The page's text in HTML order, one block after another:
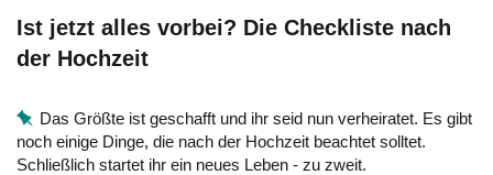
Ist jetzt alles vorbei? Die Checkliste nach
der Hochzeit
Das Größte ist geschafft und ihr seid nun verheiratet. Es gibt
noch einige Dinge, die nach der Hochzeit beachtet solltet.
Schließlich startet ihr ein neues Leben - zu zweit.